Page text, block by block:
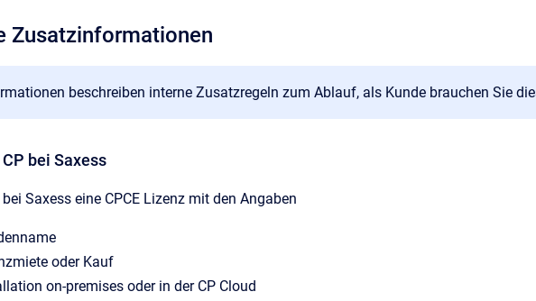
Zusatzinformationen
beschreiben interne Zusatzregeln zum Ablauf, als Kunde brauchen Sie
bei Saxess
Saxess eine CPCE Lizenz mit den Angaben
oder Kauf
on-premises oder in der CP Cloud